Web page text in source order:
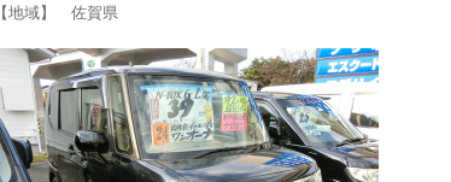
【地域】 佐賀県